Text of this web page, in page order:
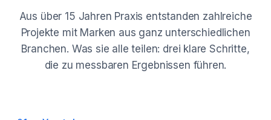
Aus über 15 Jahren Praxis entstanden zahlreiche
Projekte mit Marken aus ganz unterschiedlichen
Branchen. Was sie alle teilen: drei klare Schritte,
die zu messbaren Ergebnissen führen.